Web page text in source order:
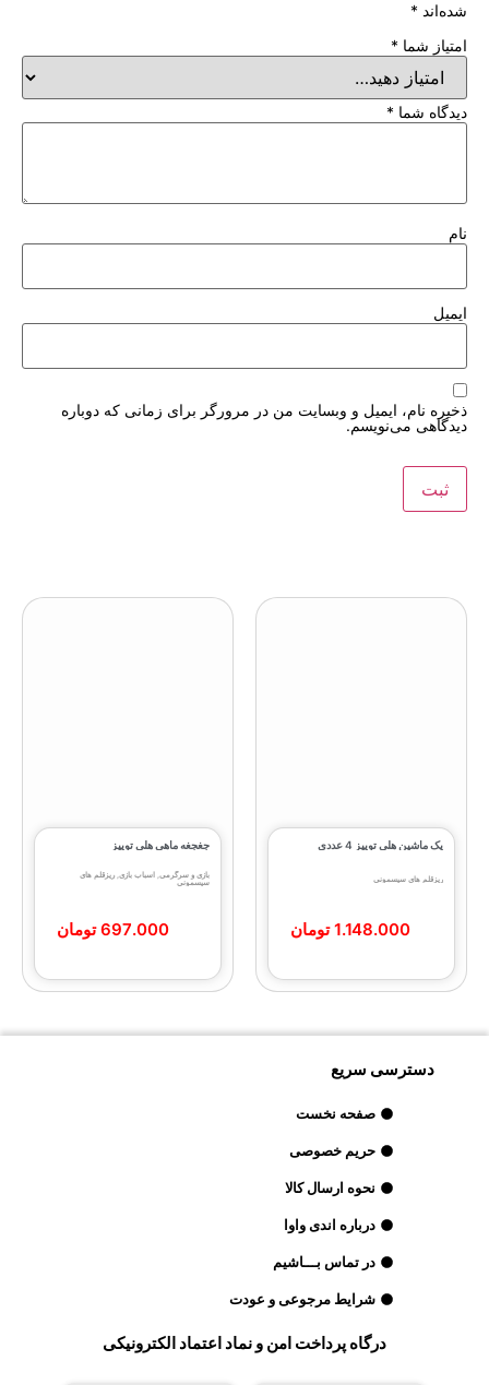
شده‌اند *
امتیاز شما *
دیدگاه شما *
نام
ایمیل
ذخیره نام، ایمیل و وبسایت من در مرورگر برای زمانی که دوباره
دیدگاهی می‌نویسم.
پک ماشین هلی توییز 4 عددی
ریزقلم های سیسمونی
1.148.000 تومان
جغجغه ماهی هلی‌ توییز
بازی و سرگرمی, اسباب بازی, ریزقلم های
سیسمونی
697.000 تومان
دسترسی سریع
صفحه نخست
حریم خصوصی
نحوه ارسال کالا
درباره اندی واوا
در تماس بـــاشیم
شرایط مرجوعی و عودت
درگاه پرداخت امن و نماد اعتماد الکترونیکی